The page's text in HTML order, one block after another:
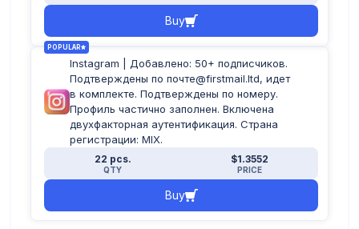
Buy
POPULAR
Instagram | Добавлено: 50+ подписчиков.
Подтверждены по почте@firstmail.ltd, идет
в комплекте. Подтверждены по номеру.
Профиль частично заполнен. Включена
двухфакторная аутентификация. Страна
регистрации: MIX.
22 pcs.
QTY
$1.3552
PRICE
Buy